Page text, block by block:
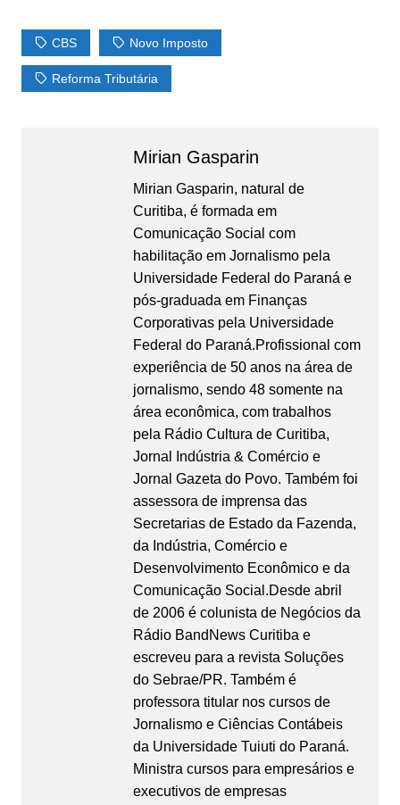
CBS Novo Imposto
Reforma Tributária
Mirian Gasparin
Mirian Gasparin, natural de
Curitiba, é formada em
Comunicação Social com
habilitação em Jornalismo pela
Universidade Federal do Paraná e
pós-graduada em Finanças
Corporativas pela Universidade
Federal do Paraná.Profissional com
experiência de 50 anos na área de
jornalismo, sendo 48 somente na
área econômica, com trabalhos
pela Rádio Cultura de Curitiba,
Jornal Indústria & Comércio e
Jornal Gazeta do Povo. Também foi
assessora de imprensa das
Secretarias de Estado da Fazenda,
da Indústria, Comércio e
Desenvolvimento Econômico e da
Comunicação Social.Desde abril
de 2006 é colunista de Negócios da
Rádio BandNews Curitiba e
escreveu para a revista Soluções
do Sebrae/PR. Também é
professora titular nos cursos de
Jornalismo e Ciências Contábeis
da Universidade Tuiuti do Paraná.
Ministra cursos para empresários e
executivos de empresas